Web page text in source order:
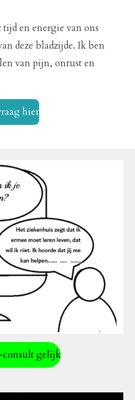
en energie van ons
deze bladzijde. Ik ben
van pijn, onrust en
hier
gelijk